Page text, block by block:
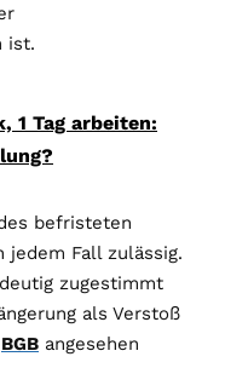
ist.
1 Tag arbeiten:
befristeten
Fall zulässig.
zugestimmt
als Verstoß
BGB angesehen